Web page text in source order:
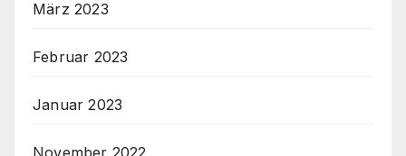
März 2023
Februar 2023
Januar 2023
November 2022